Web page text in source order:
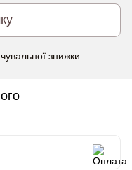
знижки